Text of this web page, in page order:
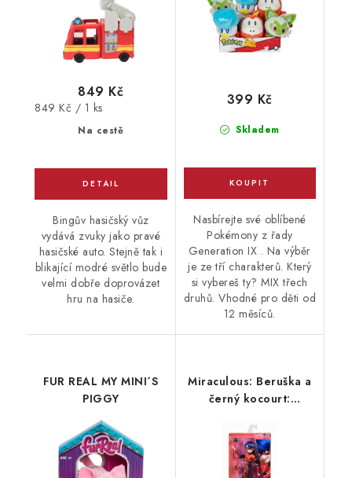
Na cestě
849 Kč
Měrná
849 Kč / 1 ks
Bingův hasičský vůz
vydává zvuky jako pravé
hasičské auto. Stejně tak i
blikající modré světlo bude
velmi dobře doprovázet
hru na hasiče.
Skladem
399 Kč
Nasbírejte své oblíbené
Pokémony z řady
Generation IX . Na výběr
je ze tří charakterů. Který
si vybereš ty? MIX třech
druhů. Vhodné pro děti od
12 měsíců.
FUR REAL MY MINI´S
PIGGY
Miraculous: Beruška a
černý kocourt: